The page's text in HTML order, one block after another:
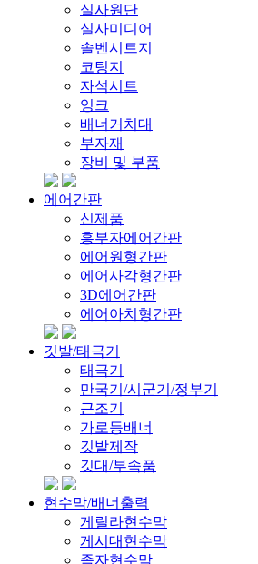
실사원단
실사미디어
솔벤시트지
코팅지
자석시트
잉크
배너거치대
부자재
장비 및 부품
에어간판
신제품
흥부자에어간판
에어원형간판
에어사각형간판
3D에어간판
에어아치형간판
깃발/태극기
태극기
만국기/시군기/정부기
근조기
가로등배너
깃발제작
깃대/부속품
현수막/배너출력
게릴라현수막
게시대현수막
족자현수막